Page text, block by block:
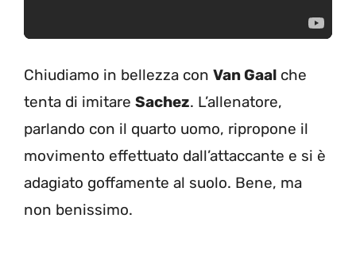
Chiudiamo in bellezza con Van Gaal che
tenta di imitare Sachez. L’allenatore,
parlando con il quarto uomo, ripropone il
movimento effettuato dall’attaccante e si è
adagiato goffamente al suolo. Bene, ma
non benissimo.